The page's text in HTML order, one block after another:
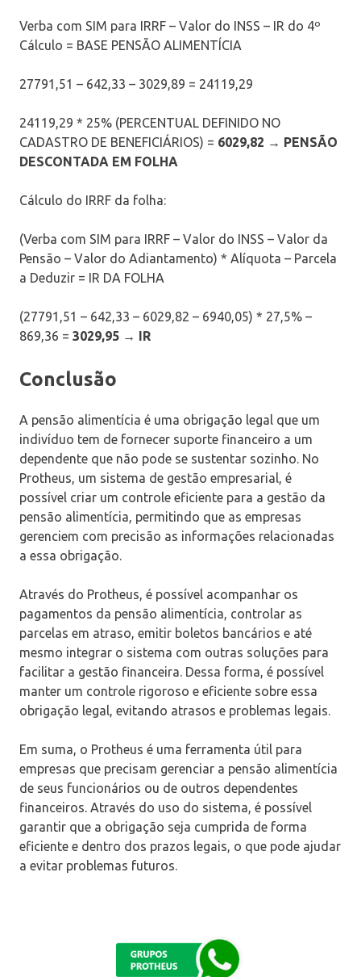
Verba com SIM para IRRF – Valor do INSS – IR do 4º
Cálculo = BASE PENSÃO ALIMENTÍCIA
27791,51 – 642,33 – 3029,89 = 24119,29
24119,29 * 25% (PERCENTUAL DEFINIDO NO
CADASTRO DE BENEFICIÁRIOS) = 6029,82 → PENSÃO
DESCONTADA EM FOLHA
Cálculo do IRRF da folha:
(Verba com SIM para IRRF – Valor do INSS – Valor da
Pensão – Valor do Adiantamento) * Alíquota – Parcela
a Deduzir = IR DA FOLHA
(27791,51 – 642,33 – 6029,82 – 6940,05) * 27,5% –
869,36 = 3029,95 → IR
Conclusão
A pensão alimentícia é uma obrigação legal que um
indivíduo tem de fornecer suporte financeiro a um
dependente que não pode se sustentar sozinho. No
Protheus, um sistema de gestão empresarial, é
possível criar um controle eficiente para a gestão da
pensão alimentícia, permitindo que as empresas
gerenciem com precisão as informações relacionadas
a essa obrigação.
Através do Protheus, é possível acompanhar os
pagamentos da pensão alimentícia, controlar as
parcelas em atraso, emitir boletos bancários e até
mesmo integrar o sistema com outras soluções para
facilitar a gestão financeira. Dessa forma, é possível
manter um controle rigoroso e eficiente sobre essa
obrigação legal, evitando atrasos e problemas legais.
Em suma, o Protheus é uma ferramenta útil para
empresas que precisam gerenciar a pensão alimentícia
de seus funcionários ou de outros dependentes
financeiros. Através do uso do sistema, é possível
garantir que a obrigação seja cumprida de forma
eficiente e dentro dos prazos legais, o que pode ajudar
a evitar problemas futuros.